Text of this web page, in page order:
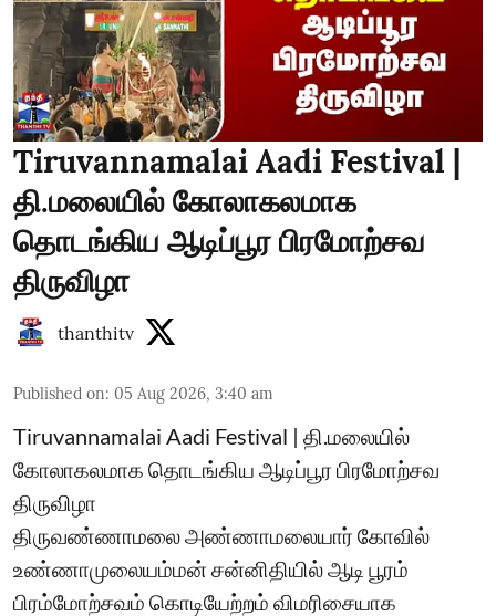
Tiruvannamalai Aadi Festival |
தி.மலையில் கோலாகலமாக
தொடங்கிய ஆடிப்பூர பிரமோற்சவ
திருவிழா
thanthitv
Published on: 05 Aug 2026, 3:40 am
Tiruvannamalai Aadi Festival | தி.மலையில்
கோலாகலமாக தொடங்கிய ஆடிப்பூர பிரமோற்சவ
திருவிழா
திருவண்ணாமலை அண்ணாமலையார் கோவில்
உண்ணாமுலையம்மன் சன்னிதியில் ஆடி பூரம்
பிரம்மோற்சவம் கொடியேற்றம் விமரிசையாக